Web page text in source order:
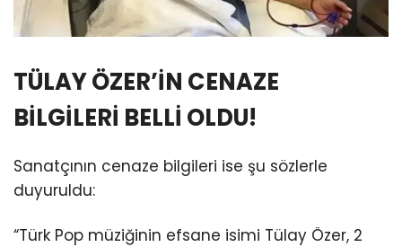
TÜLAY ÖZER’İN CENAZE
BİLGİLERİ BELLİ OLDU!
Sanatçının cenaze bilgileri ise şu sözlerle
duyuruldu:
“Türk Pop müziğinin efsane isimi Tülay Özer, 2